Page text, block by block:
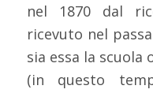
nel 1870 dal
ricevuto nel
sia essa la scuola
(in questo